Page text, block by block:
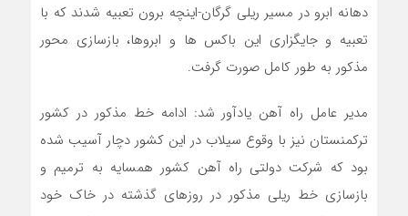
دهانه ابرو در مسیر ریلی گرگان-اینچه برون تعبیه شدند که با
تعبیه و جایگزاری این باکس ها و ابروها، بازسازی محور
مذکور به طور کامل صورت گرفت.
مدیر عامل راه آهن یادآور شد: ادامه خط مذکور در کشور
ترکمنستان نیز با وقوع سیلاب در این کشور دچار آسیب شده
بود که شرکت دولتی راه آهن کشور همسایه به ترمیم و
بازسازی خط ریلی مذکور در روزهای گذشته در خاک خود